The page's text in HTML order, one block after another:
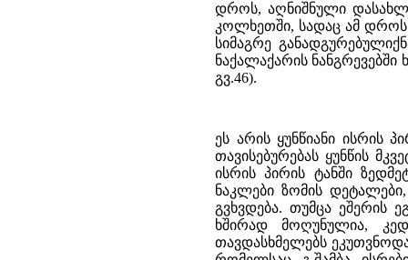
დროს, აღნიშნული
კოლხეთში, სადაც ამ დროს
სიმაგრე
ნაქალაქარის ნანგრევებში
გვ.46).
ეს არის ყუნწიანი ისრის
თავისებურებას ყუნწის
ისრის პირის ტანში
ნაკლები ზომის
გვხვდება. თუმცა ეშერის
ხშირად მოღუნულია,
თავდასხმელებს